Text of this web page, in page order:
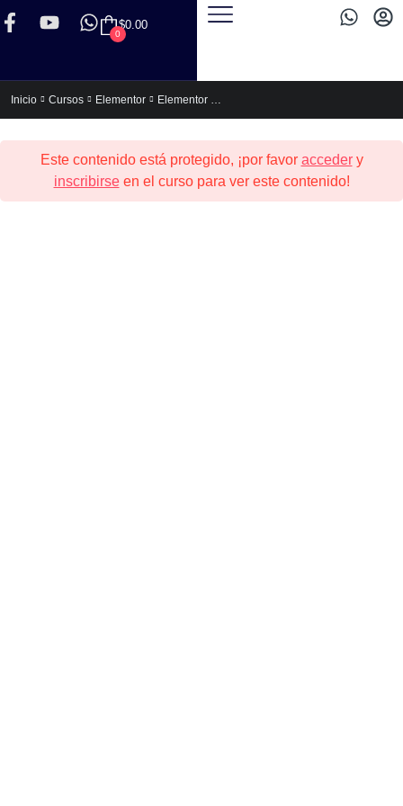
$0.00
0
Inicio Cursos Elementor Elementor Express (Para no Programadores)
Este contenido está protegido, ¡por favor accedery
inscribirseen el curso para ver este contenido!